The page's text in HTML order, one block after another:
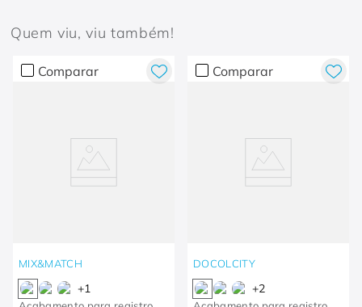
Quem viu, viu também!
Comparar
MIX&MATCH
+1
Comparar
DOCOLCITY
+2